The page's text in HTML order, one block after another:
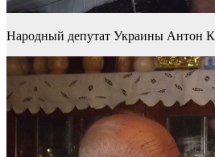
Народный депутат Украины Антон